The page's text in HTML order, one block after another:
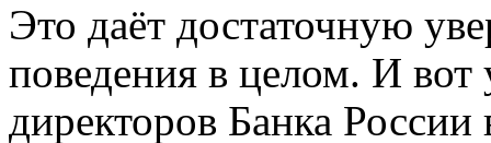
Это даёт достаточную
поведения в целом. И
директоров Банка